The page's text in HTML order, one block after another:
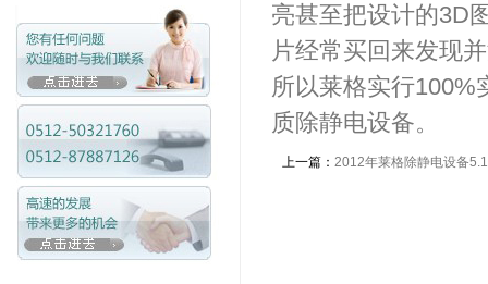
亮甚至把设计的3D
片经常买回来发现
所以莱格实行100%
质除静电设备。
上一篇： 2012年莱格除静电设备